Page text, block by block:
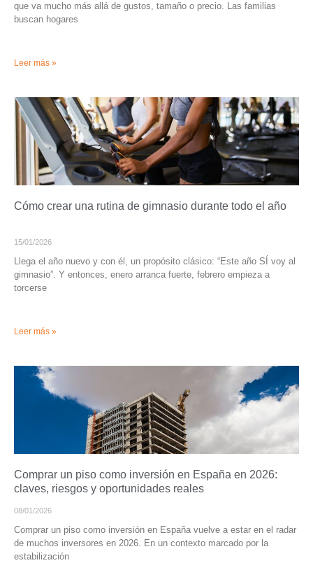
que va mucho más allá de gustos, tamaño o precio. Las familias
buscan hogares
Leer más »
Cómo crear una rutina de gimnasio durante todo el año
15/01/2026
Llega el año nuevo y con él, un propósito clásico: “Este año SÍ voy al
gimnasio”. Y entonces, enero arranca fuerte, febrero empieza a
torcerse
Leer más »
Comprar un piso como inversión en España en 2026:
claves, riesgos y oportunidades reales
08/01/2026
Comprar un piso como inversión en España vuelve a estar en el radar
de muchos inversores en 2026. En un contexto marcado por la
estabilización